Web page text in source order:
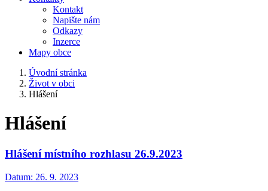
Kontakt
Napište nám
Odkazy
Inzerce
Mapy obce
Úvodní stránka
Život v obci
Hlášení
Hlášení
Hlášení místního rozhlasu 26.9.2023
Datum: 26. 9. 2023